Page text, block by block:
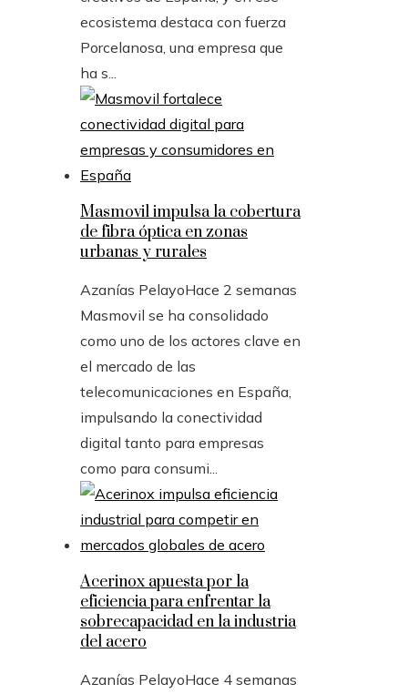
ecosistema destaca con fuerza
Porcelanosa, una empresa que
ha s...
Masmovil impulsa la cobertura
de fibra óptica en zonas
urbanas y rurales
Azanías PelayoHace 2 semanas
Masmovil se ha consolidado
como uno de los actores clave en
el mercado de las
telecomunicaciones en España,
impulsando la conectividad
digital tanto para empresas
como para consumi...
Acerinox apuesta por la
eficiencia para enfrentar la
sobrecapacidad en la industria
del acero
Azanías PelayoHace 4 semanas